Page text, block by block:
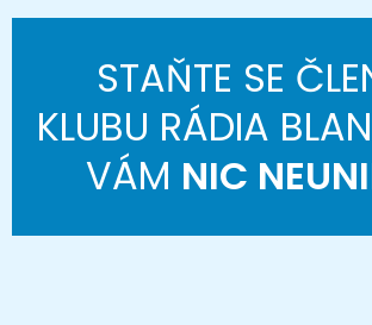
STAŇTE SE
KLUBU RÁDIA
VÁM NIC